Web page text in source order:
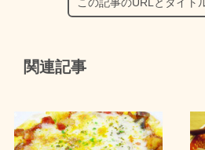
関連記事